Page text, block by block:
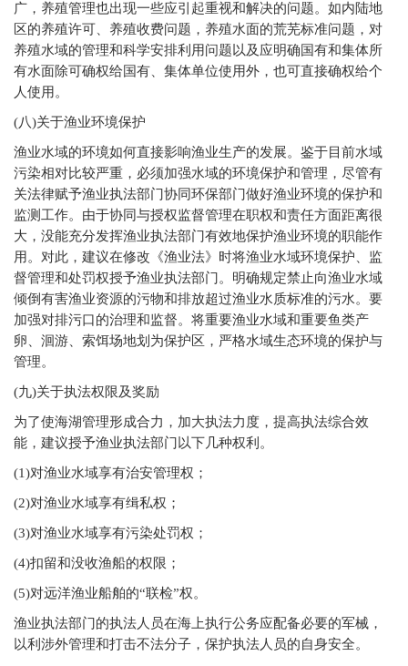
广，养殖管理也出现一些应引起重视和解决的问题。如内陆地
区的养殖许可、养殖收费问题，养殖水面的荒芜标准问题，对
养殖水域的管理和科学安排利用问题以及应明确国有和集体所
有水面除可确权给国有、集体单位使用外，也可直接确权给个
人使用。
(八)关于渔业环境保护
渔业水域的环境如何直接影响渔业生产的发展。鉴于目前水域
污染相对比较严重，必须加强水域的环境保护和管理，尽管有
关法律赋予渔业执法部门协同环保部门做好渔业环境的保护和
监测工作。由于协同与授权监督管理在职权和责任方面距离很
大，没能充分发挥渔业执法部门有效地保护渔业环境的职能作
用。对此，建议在修改《渔业法》时将渔业水域环境保护、监
督管理和处罚权授予渔业执法部门。明确规定禁止向渔业水域
倾倒有害渔业资源的污物和排放超过渔业水质标准的污水。要
加强对排污口的治理和监督。将重要渔业水域和重要鱼类产
卵、洄游、索饵场地划为保护区，严格水域生态环境的保护与
管理。
(九)关于执法权限及奖励
为了使海湖管理形成合力，加大执法力度，提高执法综合效
能，建议授予渔业执法部门以下几种权利。
(1)对渔业水域享有治安管理权；
(2)对渔业水域享有缉私权；
(3)对渔业水域享有污染处罚权；
(4)扣留和没收渔船的权限；
(5)对远洋渔业船舶的“联检”权。
渔业执法部门的执法人员在海上执行公务应配备必要的军械，
以利涉外管理和打击不法分子，保护执法人员的自身安全。